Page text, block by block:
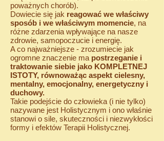
poważnych chorób).
Dowiecie się jak reagować we właściwy
sposób i we właściwym momencie, na
różne zdarzenia wpływające na nasze
zdrowie, samopoczucie i energię.
A co najważniejsze - zrozumiecie jak
ogromne znaczenie ma postrzeganie i
traktowanie siebie jako KOMPLETNEJ
ISTOTY, równoważąc aspekt cielesny,
mentalny, emocjonalny, energetyczny i
duchowy.
Takie podejście do człowieka (i nie tylko)
nazywane jest Holistycznym i ono właśnie
stanowi o sile, skuteczności i niezwykłości
formy i efektów Terapii Holistycznej.